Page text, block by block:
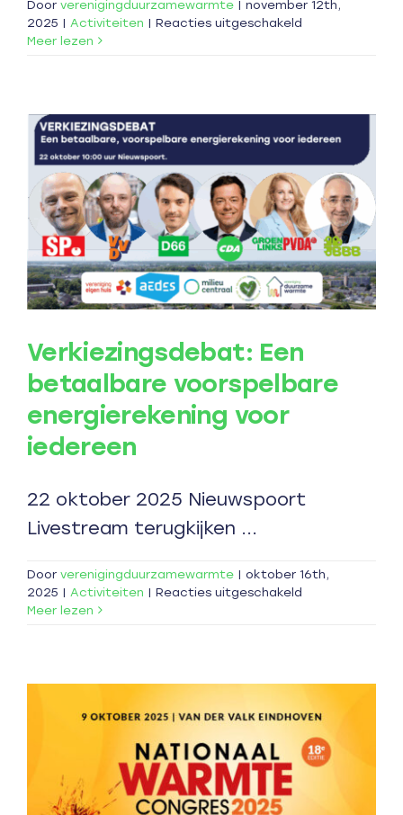
Door verenigingduurzamewarmte | november 12th,
2025 | Activiteiten | Reacties uitgeschakeld
Meer lezen
Verkiezingsdebat: Een
betaalbare voorspelbare
energierekening voor
iedereen
22 oktober 2025 Nieuwspoort
Livestream terugkijken ...
Door verenigingduurzamewarmte | oktober 16th,
2025 | Activiteiten | Reacties uitgeschakeld
energierekening
iedereen
Meer lezen